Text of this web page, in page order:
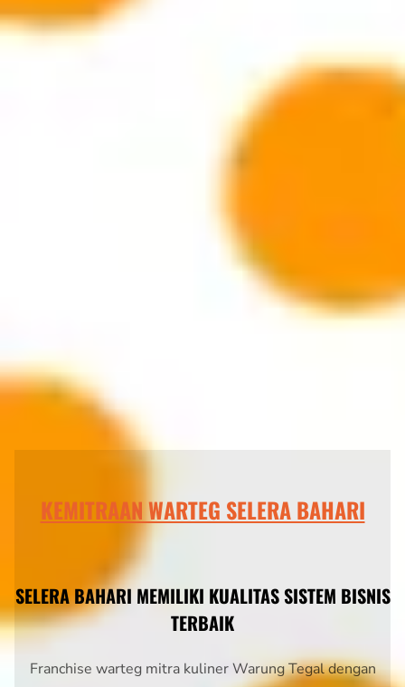
KEMITRAAN WARTEG SELERA BAHARI
SELERA BAHARI MEMILIKI KUALITAS SISTEM BISNIS
TERBAIK
Franchise warteg mitra kuliner Warung Tegal dengan